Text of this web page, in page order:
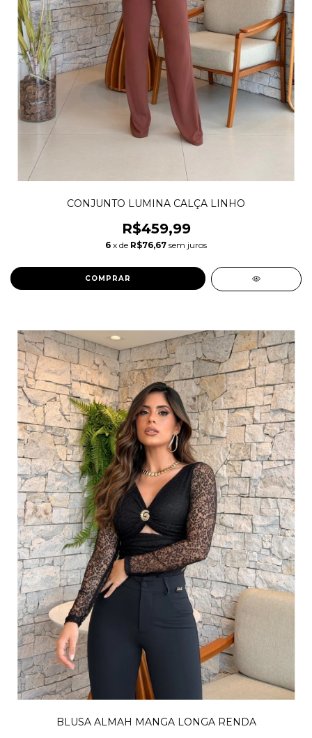
CONJUNTO LUMINA CALÇA LINHO
R$459,99
6 x de R$76,67 sem juros
COMPRAR
BLUSA ALMAH MANGA LONGA RENDA